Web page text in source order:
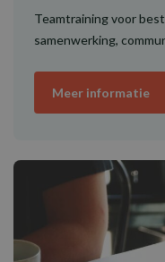
Teamtraining voor
samenwerking,
Meer informatie